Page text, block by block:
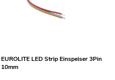
EUROLITE LED Strip Einspeiser 3Pin
10mm